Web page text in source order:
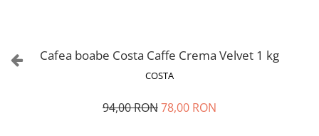
Cafea boabe Costa Caffe Crema Velvet 1 kg
COSTA
94,00 RON78,00 RON